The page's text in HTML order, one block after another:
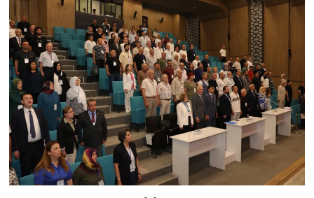
Şaphane
Simav
Siyaset
Spor
Tavşanlı